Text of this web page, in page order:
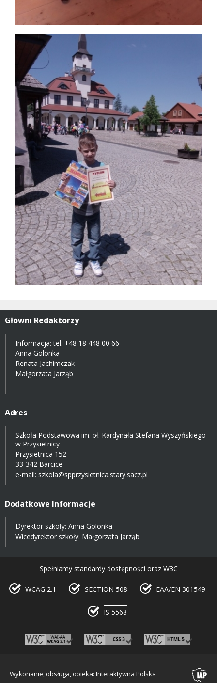
Główni Redaktorzy
Informacja: tel. +48 18 448 00 66
Anna Golonka
Renata Jachimczak
Małgorzata Jarząb
Adres
Szkoła Podstawowa im. bł. Kardynała Stefana Wyszyńskiego
w Przysietnicy
Przysietnica 152
33-342 Barcice
e-mail: szkola@spprzysietnica.stary.sacz.pl
Dodatkowe Informacje
Dyrektor szkoły: Anna Golonka
Wicedyrektor szkoły: Małgorzata Jarząb
Spełniamy standardy dostępności oraz W3C
WCAG 2.1 SECTION 508 EAA/EN 301549
IS 5568
Wykonanie, obsługa, opieka: Interaktywna Polska